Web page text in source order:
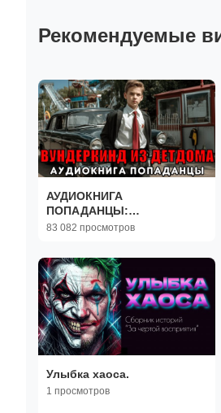
Рекомендуемые
АУДИОКНИГА
ПОПАДАНЦЫ:
ВУНДЕРКИНД ИЗ ДЕТДОМА
83 082 просмотров
Улыбка хаоса.
1 просмотров